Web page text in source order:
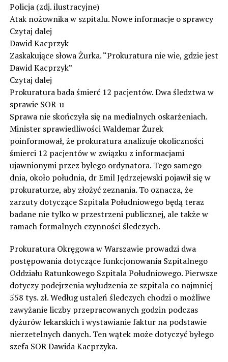
Policja (zdj. ilustracyjne)
Atak nożownika w szpitalu. Nowe informacje o sprawcy
Czytaj dalej
Dawid Kacprzyk
Zaskakujące słowa Żurka. “Prokuratura nie wie, gdzie jest
Dawid Kacprzyk”
Czytaj dalej
Prokuratura bada śmierć 12 pacjentów. Dwa śledztwa w
sprawie SOR-u
Sprawa nie skończyła się na medialnych oskarżeniach.
Minister sprawiedliwości Waldemar Żurek
poinformował, że prokuratura analizuje okoliczności
śmierci 12 pacjentów w związku z informacjami
ujawnionymi przez byłego ordynatora. Tego samego
dnia, około południa, dr Emil Jędrzejewski pojawił się w
prokuraturze, aby złożyć zeznania. To oznacza, że
zarzuty dotyczące Szpitala Południowego będą teraz
badane nie tylko w przestrzeni publicznej, ale także w
ramach formalnych czynności śledczych.
Prokuratura Okręgowa w Warszawie prowadzi dwa
postępowania dotyczące funkcjonowania Szpitalnego
Oddziału Ratunkowego Szpitala Południowego. Pierwsze
dotyczy podejrzenia wyłudzenia ze szpitala co najmniej
558 tys. zł. Według ustaleń śledczych chodzi o możliwe
zawyżanie liczby przepracowanych godzin podczas
dyżurów lekarskich i wystawianie faktur na podstawie
nierzetelnych danych. Ten wątek może dotyczyć byłego
szefa SOR Dawida Kacprzyka.